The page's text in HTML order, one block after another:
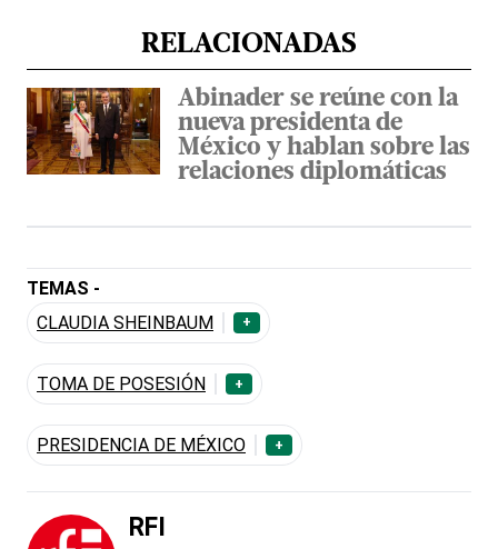
RELACIONADAS
Abinader se reúne con la
nueva presidenta de
México y hablan sobre las
relaciones diplomáticas
TEMAS -
CLAUDIA SHEINBAUM
+
TOMA DE POSESIÓN +
PRESIDENCIA DE MÉXICO +
RFI